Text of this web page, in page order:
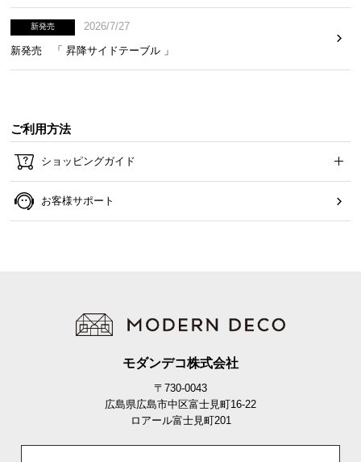
新発売
2026/7/27
新発売 「 昇降サイドテーブル 」
ご利用方法
ショッピングガイド
お客様サポート
モダンデコ株式会社
〒730-0043
広島県広島市中区富士見町16-22
ロアール富士見町201